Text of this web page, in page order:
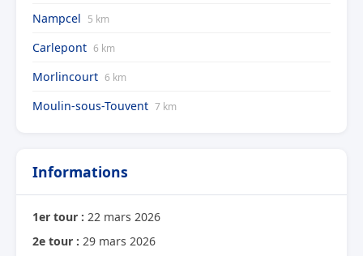
Nampcel 5 km
Carlepont 6 km
Morlincourt 6 km
Moulin-sous-Touvent 7 km
Informations
1er tour : 22 mars 2026
2e tour : 29 mars 2026